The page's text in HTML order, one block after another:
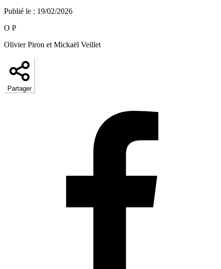
Publié le : 19/02/2026
O P
Olivier Piron et Mickaël Veillet
Partager